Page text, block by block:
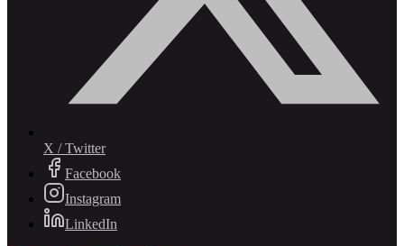
X / Twitter
Facebook
Instagram
LinkedIn